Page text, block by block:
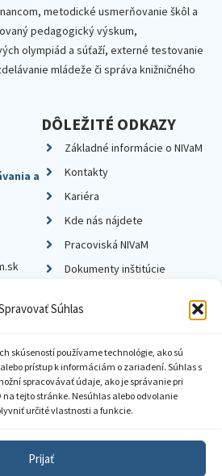
Súhlas
skúseností používame technológie, ako sú
prístup k informáciám o zariadení. Súhlas s
spracovávať údaje, ako je správanie pri
tejto stránke. Nesúhlas alebo odvolanie
určité vlastnosti a funkcie.
Prijať
metodické usmerňovanie škôl a
pedagogický výskum,
olympiád a súťaží, externé testovanie
mládeže či správa knižničného
a
DÔLEŽITÉ ODKAZY
Základné informácie o NIVaM
Kontakty
Kariéra
Kde nás nájdete
Pracoviská NIVaM
Dokumenty inštitúcie
ochrany súkromia
informácií